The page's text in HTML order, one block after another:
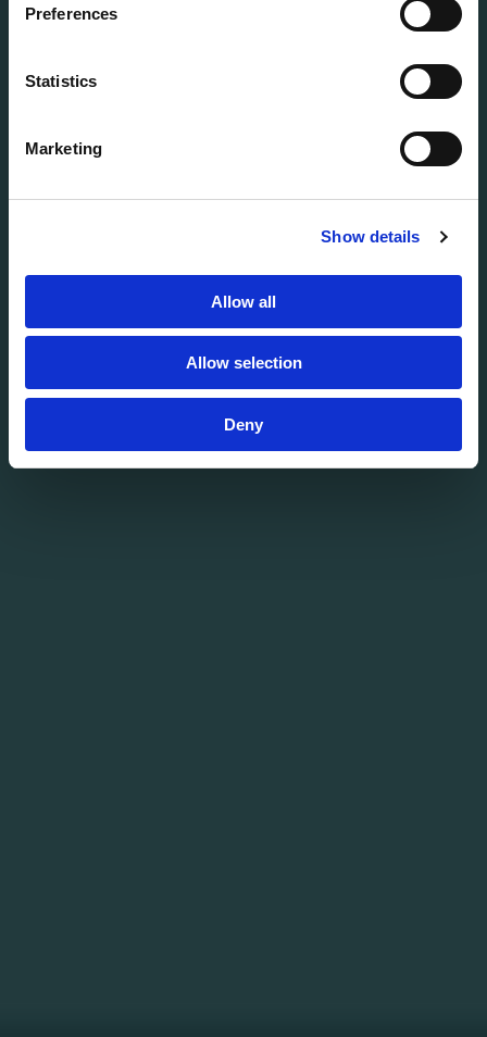
Preferences
Statistics
Marketing
Show details
Allow all
Allow selection
Deny